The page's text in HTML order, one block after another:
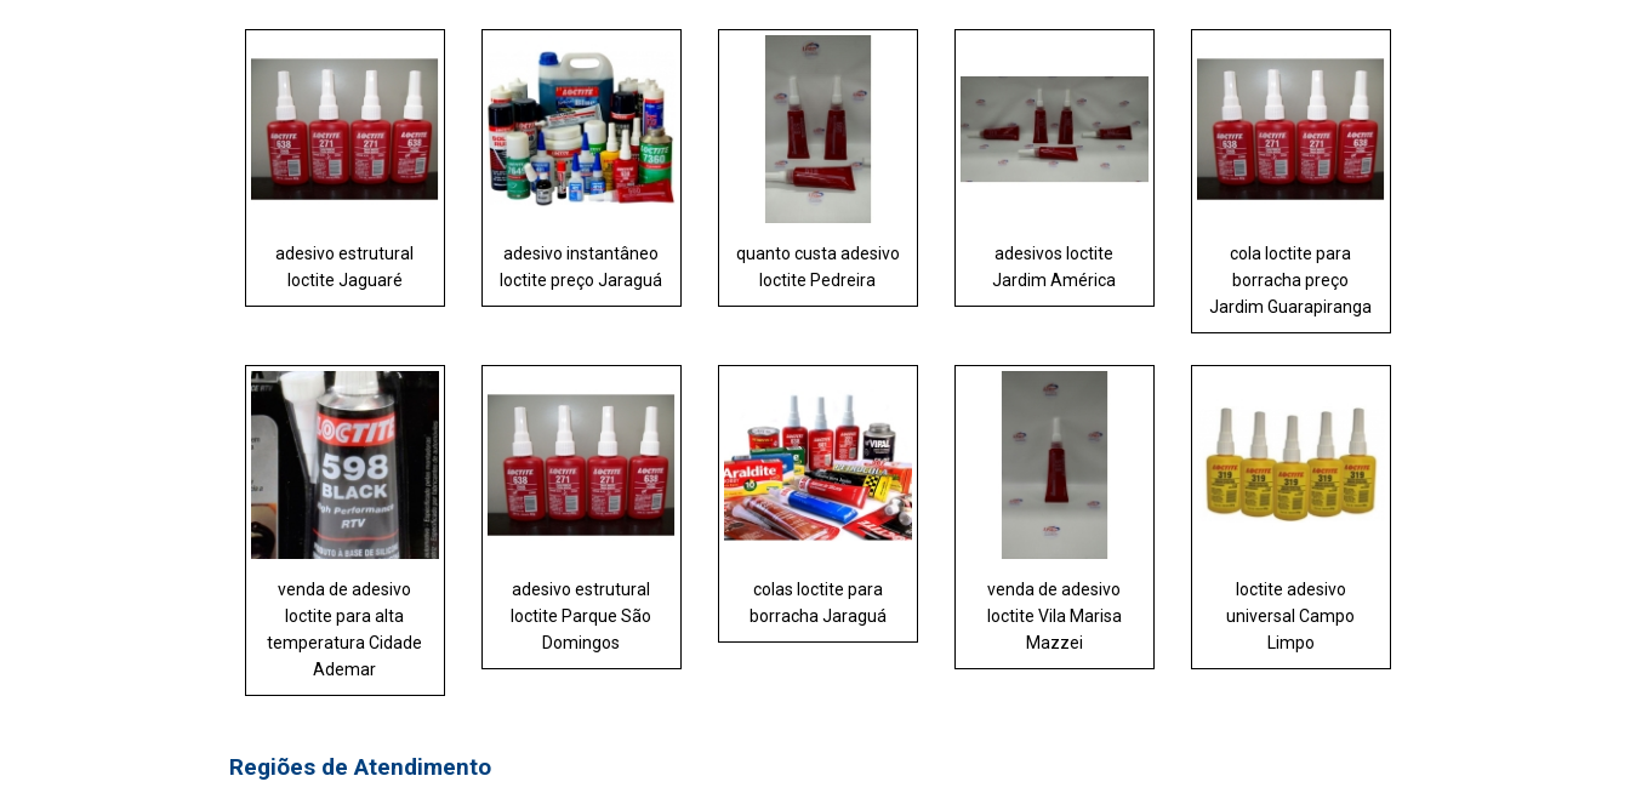
adesivo estrutural
loctite Jaguaré
adesivo instantâneo
loctite preço Jaraguá
quanto custa adesivo
loctite Pedreira
adesivos loctite
Jardim América
cola loctite para
borracha preço
Jardim Guarapiranga
venda de adesivo
loctite para alta
temperatura Cidade
Ademar
adesivo estrutural
loctite Parque São
Domingos
colas loctite para
borracha Jaraguá
venda de adesivo
loctite Vila Marisa
Mazzei
loctite adesivo
universal Campo
Limpo
Regiões de Atendimento